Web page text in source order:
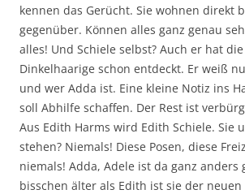
kennen das Gerücht. Sie wohnen direkt
gegenüber. Können alles ganz genau
alles! Und Schiele selbst? Auch er hat
Dinkelhaarige schon entdeckt. Er weiß
und wer Adda ist. Eine kleine Notiz ins
soll Abhilfe schaffen. Der Rest ist
Aus Edith Harms wird Edith Schiele. Sie
stehen? Niemals! Diese Posen, diese
niemals! Adda, Adele ist da ganz anders
bisschen älter als Edith ist sie der